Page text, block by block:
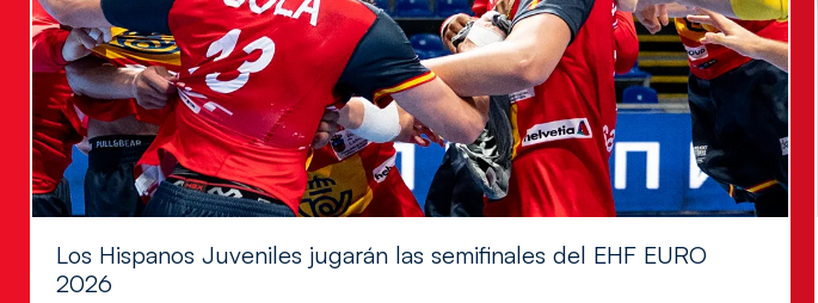
Los Hispanos Juveniles jugarán las semifinales del EHF EURO
2026